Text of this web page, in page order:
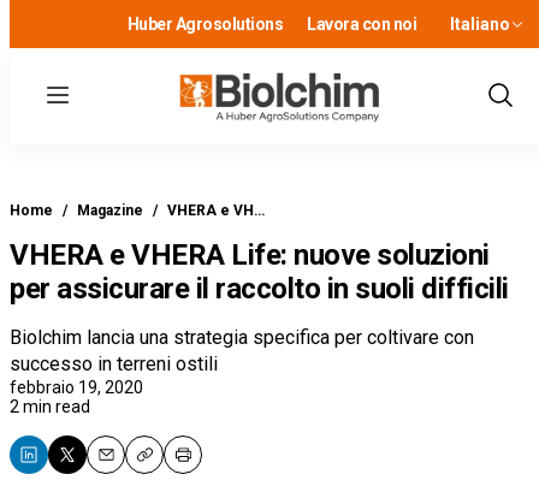
Huber Agrosolutions Lavora con noi Italiano
Menu
Show
Home / Magazine / VHERA e VH…
VHERA e VHERA Life: nuove soluzioni
per assicurare il raccolto in suoli difficili
Biolchim lancia una strategia specifica per coltivare con
successo in terreni ostili
febbraio 19, 2020
2 min read
EmailCopyPrint